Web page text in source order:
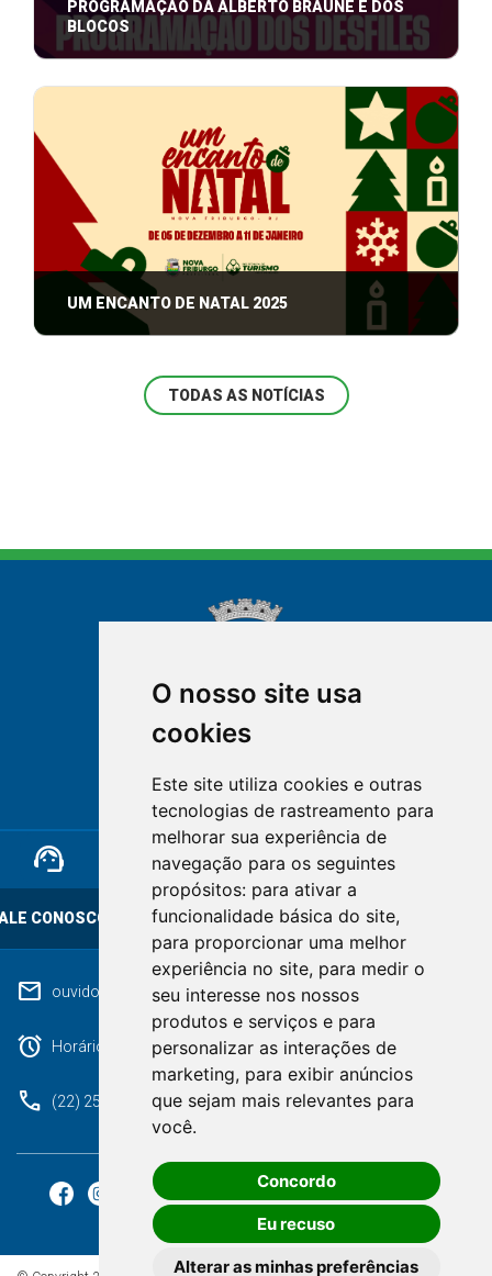
O nosso site usa
cookies
Este site utiliza cookies e outras
tecnologias de rastreamento para
melhorar sua experiência de
navegação para os seguintes
propósitos: para ativar a
funcionalidade básica do site,
para proporcionar uma melhor
experiência no site, para medir o
seu interesse nos nossos
produtos e serviços e para
personalizar as interações de
marketing, para exibir anúncios
que sejam mais relevantes para
você.
Concordo
Eu recuso
Alterar as minhas preferências
PROGRAMAÇÃO DA ALBERTO BRAUNE E DOS
BLOCOS
UM ENCANTO DE NATAL 2025
temporada natalina inesquecível com a che ...
TODAS AS NOTÍCIAS
NOVA FRIBURGO
RIO DE JANEIRO
mail ouvidoriageral@pmnf.rj.gov.br
alarm Horário de atendimento: Segunda a Sexta das 09h às 17h.
phone (22) 2525-9100
support_agent
CONOSCO
mail
OUVIDORIA